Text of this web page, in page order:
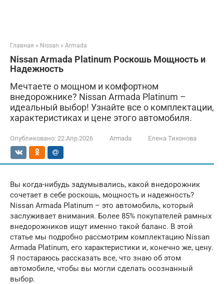
Главная » Nissan » Armada
Nissan Armada Platinum Роскошь Мощность и
Надежность
Мечтаете о мощном и комфортном
внедорожнике? Nissan Armada Platinum –
идеальный выбор! Узнайте все о комплектации,
характеристиках и цене этого автомобиля.
Опубликовано: 22.Апр.2026 Armada Елена Тихонова
Вы когда-нибудь задумывались, какой внедорожник
сочетает в себе роскошь, мощность и надежность?
Nissan Armada Platinum – это автомобиль, который
заслуживает внимания. Более 85% покупателей рамных
внедорожников ищут именно такой баланс. В этой
статье мы подробно рассмотрим комплектацию Nissan
Armada Platinum, его характеристики и, конечно же, цену.
Я постараюсь рассказать все, что знаю об этом
автомобиле, чтобы вы могли сделать осознанный
выбор.